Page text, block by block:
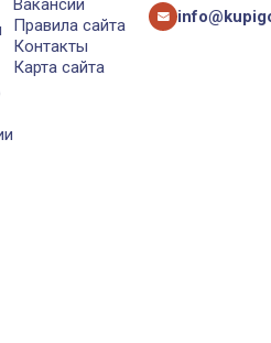
Вакансии
Правила сайта
Контакты
Карта сайта